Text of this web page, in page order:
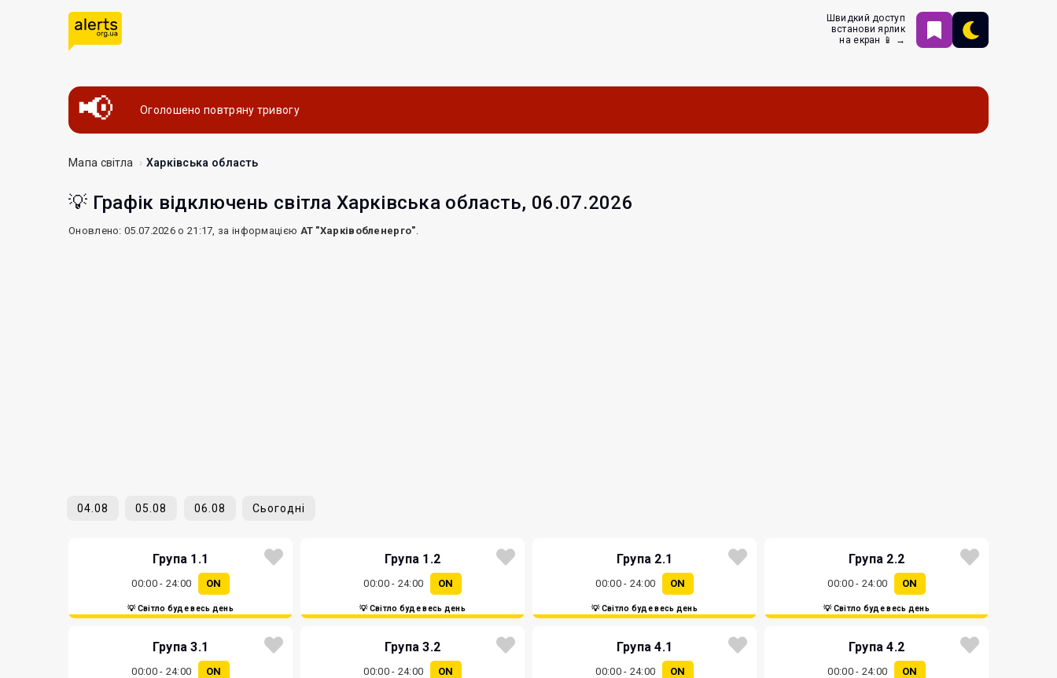
Швидкий доступ
встанови ярлик
на екран 📱 →
Оголошено повтряну тривогу
Мапа світла Харківська область
💡 Графік відключень світла Харківська область, 06.07.2026
Оновлено: 05.07.2026 о 21:17, за інформацією АТ "Харківобленерго".
04.08 05.08 06.08 Сьогодні
Група 1.1
00:00 - 24:00 ON
💡 Світло буде весь день
Група 1.2
00:00 - 24:00 ON
💡 Світло буде весь день
Група 2.1
00:00 - 24:00 ON
💡 Світло буде весь день
Група 2.2
00:00 - 24:00 ON
💡 Світло буде весь день
Група 3.1
00:00 - 24:00 ON
Група 3.2
00:00 - 24:00 ON
Група 4.1
00:00 - 24:00 ON
Група 4.2
00:00 - 24:00 ON